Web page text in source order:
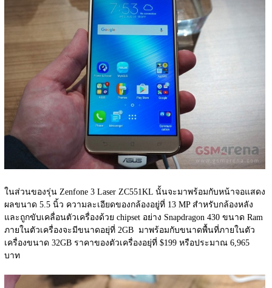
ในส่วนของรุ่น Zenfone 3 Laser ZC551KL นั้นจะมาพร้อมกับหน้าจอแสดง
ผลขนาด 5.5 นิ้ว ความละเอียดของกล้องอยู่ที่ 13 MP สำหรับกล้องหลัง
และถูกขับเคลื่อนตัวเครื่องด้วย chipset อย่าง Snapdragon 430 ขนาด Ram
ภายในตัวเครื่องจะมีขนาดอยุ่ที่ 2GB  มาพร้อมกับขนาดพื้นที่ภายในตัว
เครื่องขนาด 32GB ราคาของตัวเครื่องอยุ่ที่ $199 หรือประมาณ 6,965
บาท